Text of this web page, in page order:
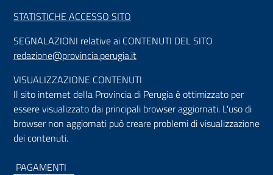
STATISTICHE ACCESSO SITO
SEGNALAZIONI relative ai CONTENUTI DEL SITO
redazione@provincia.perugia.it
VISUALIZZAZIONE CONTENUTI
Il sito internet della Provincia di Perugia è ottimizzato per
essere visualizzato dai principali browser aggiornati. L'uso di
browser non aggiornati può creare problemi di visualizzazione
dei contenuti.
PAGAMENTI